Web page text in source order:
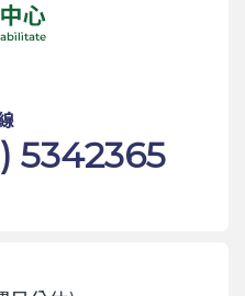
5342365